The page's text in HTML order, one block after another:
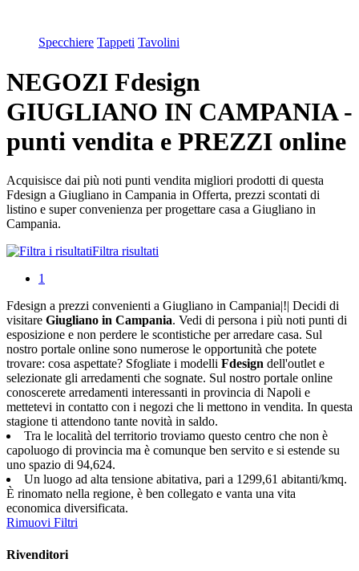
Specchiere Tappeti Tavolini
NEGOZI Fdesign
GIUGLIANO IN CAMPANIA -
punti vendita e PREZZI online
Acquisisce dai più noti punti vendita migliori prodotti di questa
Fdesign a Giugliano in Campania in Offerta, prezzi scontati di
listino e super convenienza per progettare casa a Giugliano in
Campania.
Filtra risultati
1
Fdesign a prezzi convenienti a Giugliano in Campania|!| Decidi di
visitare Giugliano in Campania. Vedi di persona i più noti punti di
esposizione e non perdere le scontistiche per arredare casa. Sul
nostro portale online sono numerose le opportunità che potete
trovare: cosa aspettate? Sfogliate i modelli Fdesign dell'outlet e
selezionate gli arredamenti che sognate. Sul nostro portale online
conoscerete arredamenti interessanti in provincia di Napoli e
mettetevi in contatto con i negozi che li mettono in vendita. In questa
stagione ti attendono tante novità in saldo.
Tra le località del territorio troviamo questo centro che non è
capoluogo di provincia ma è comunque ben servito e si estende su
uno spazio di 94,624.
Un luogo ad alta tensione abitativa, pari a 1299,61 abitanti/kmq.
È rinomato nella regione, è ben collegato e vanta una vita
economica diversificata.
Rimuovi Filtri
Rivenditori